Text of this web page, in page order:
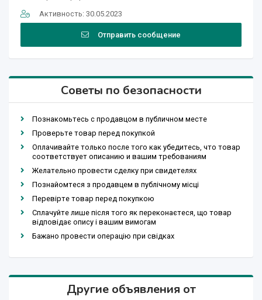
Активность: 30.05.2023
Отправить сообщение
Советы по безопасности
Познакомьтесь с продавцом в публичном месте
Проверьте товар перед покупкой
Оплачивайте только после того как убедитесь, что товар
соответствует описанию и вашим требованиям
Желательно провести сделку при свидетелях
Познайомтеся з продавцем в публічному місці
Перевірте товар перед покупкою
Сплачуйте лише після того як переконаєтеся, що товар
відповідає опису і вашим вимогам
Бажано провести операцію при свідках
Другие объявления от